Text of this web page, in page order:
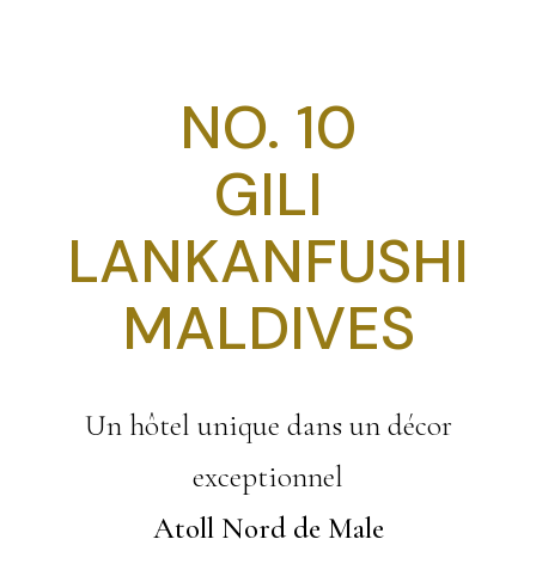
NO. 10
GILI
LANKANFUSHI
MALDIVES
Un hôtel unique dans un décor
exceptionnel
Atoll Nord de Male